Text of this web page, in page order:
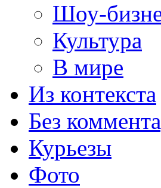
Шоу-
Культура
В мире
Из контекста
Без
Курьезы
Фото